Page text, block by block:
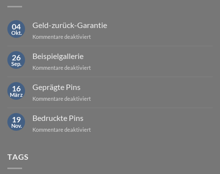
04
Okt.
Geld-zurück-Garantie
Kommentare deaktiviertfür
26
Sep.
Beispielgallerie
Kommentare deaktiviertfür
16
März
Geprägte Pins
Kommentare deaktiviertfür
19
Nov.
Bedruckte Pins
Kommentare deaktiviertfür
TAGS